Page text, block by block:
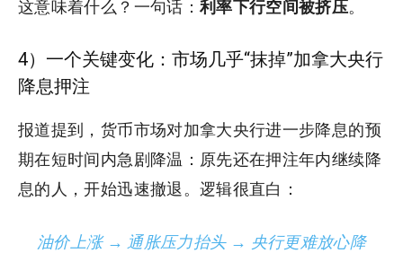
这意味着什么？一句话： 利率下行空间被挤压。
4）一个关键变化：市场几乎“抹掉”加拿大央行
降息押注
报道提到，货币市场对加拿大央行进一步降息的预
期在短时间内急剧降温：原先还在押注年内继续降
息的人，开始迅速撤退。逻辑很直白：
油价上涨 → 通胀压力抬头 → 央行更难放心降